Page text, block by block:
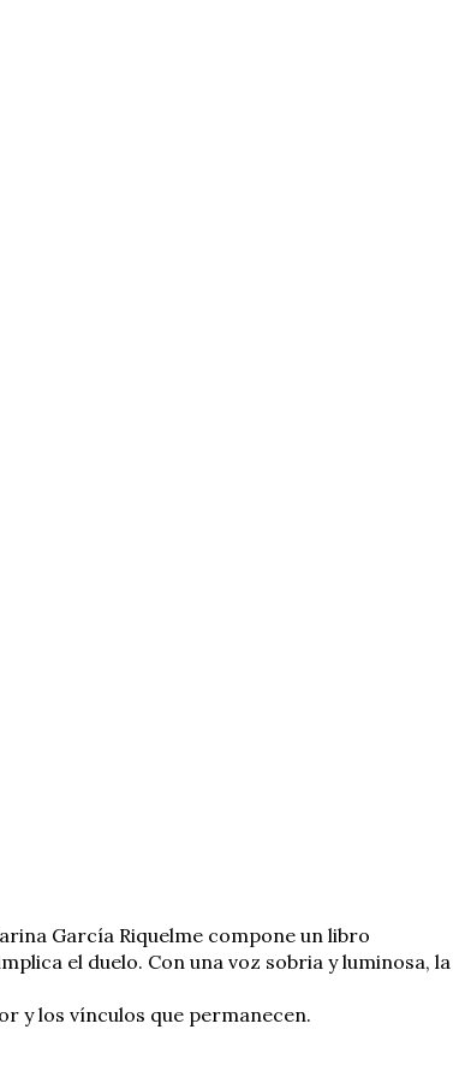
García Riquelme compone un libro
el duelo. Con una voz sobria y luminosa, la
y los vínculos que permanecen.